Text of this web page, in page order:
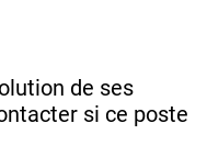
de ses
si ce poste